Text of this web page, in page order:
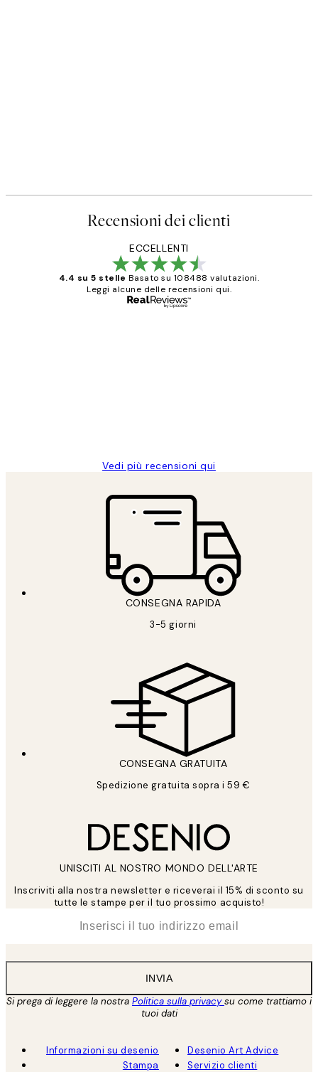
Recensioni dei clienti
ECCELLENTI
4.4 su 5 stelle Basato su 108488 valutazioni.
Leggi alcune delle recensioni qui.
Vedi più recensioni qui
CONSEGNA RAPIDA
3-5 giorni
CONSEGNA GRATUITA
Spedizione gratuita sopra i 59 €
UNISCITI AL NOSTRO MONDO DELL'ARTE
Inscriviti alla nostra newsletter e riceverai il 15% di sconto su
tutte le stampe per il tuo prossimo acquisto!
INVIA
Si prega di leggere la nostra Politica sulla privacysu come trattiamo i
tuoi dati
Informazioni su desenio
Stampa
Desenio Art Advice
Servizio clienti